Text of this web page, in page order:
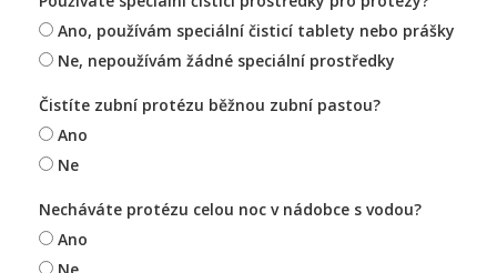
Ano, používám speciální čisticí tablety nebo prášky
Ne, nepoužívám žádné speciální prostředky
Čistíte zubní protézu běžnou zubní pastou?
Ano
Ne
Necháváte protézu celou noc v nádobce s vodou?
Ano